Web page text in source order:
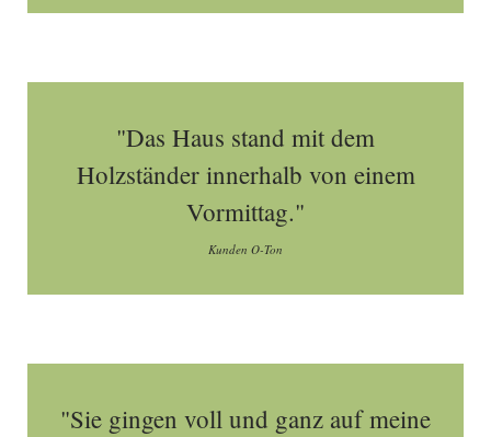
"Das Haus stand mit dem
Holzständer innerhalb von einem
Vormittag."
Kunden O-Ton
"Sie gingen voll und ganz auf meine